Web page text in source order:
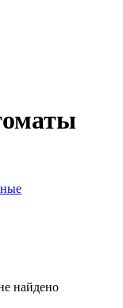
найдено